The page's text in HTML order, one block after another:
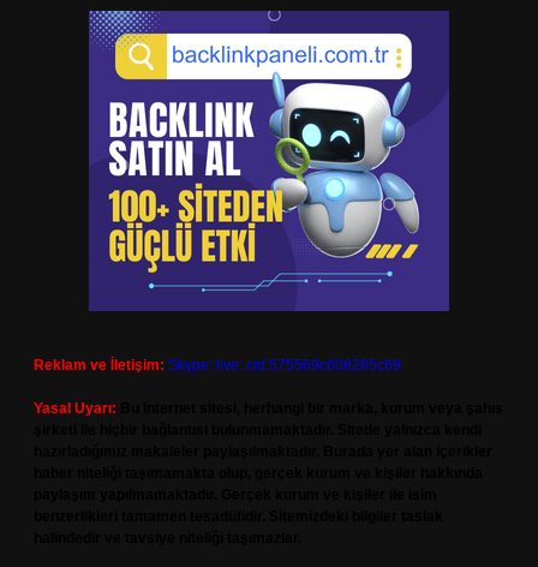
Reklam ve İletişim: Skype: live:.cid.575569c608265c69
Yasal Uyarı: